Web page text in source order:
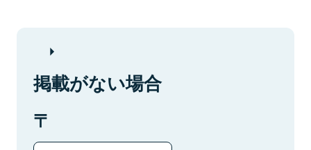
掲載がない場合